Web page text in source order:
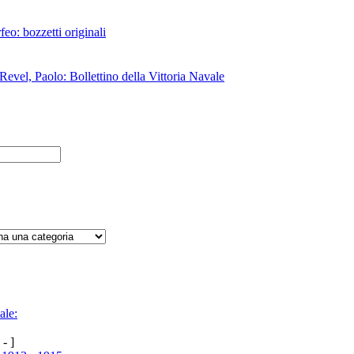
bozzetti originali
Paolo: Bollettino della Vittoria Navale
- ]